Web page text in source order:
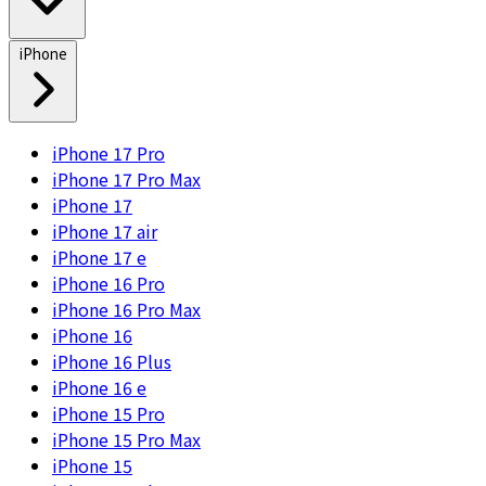
iPhone
iPhone 17 Pro
iPhone 17 Pro Max
iPhone 17
iPhone 17 air
iPhone 17 e
iPhone 16 Pro
iPhone 16 Pro Max
iPhone 16
iPhone 16 Plus
iPhone 16 e
iPhone 15 Pro
iPhone 15 Pro Max
iPhone 15